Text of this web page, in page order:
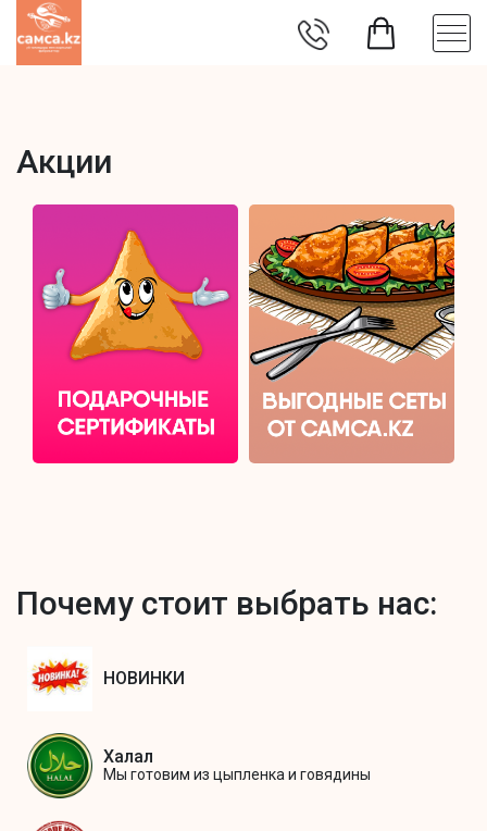
Акции
Почему стоит выбрать нас:
НОВИНКИ
Халал
Мы готовим из цыпленка и говядины